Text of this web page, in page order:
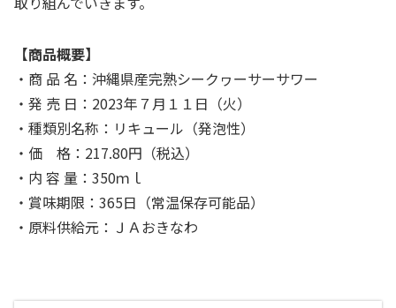
【商品概要】
・商 品 名：沖縄県産完熟シークヮーサーサワー
・発 売 日： 2023年７月１１日（火）
・種類別名称：リキュール（発泡性）
・価 格： 217.80円（税込）
・内 容 量： 350ｍｌ
・賞味期限： 365日（常温保存可能品）
・原料供給元：ＪＡおきなわ